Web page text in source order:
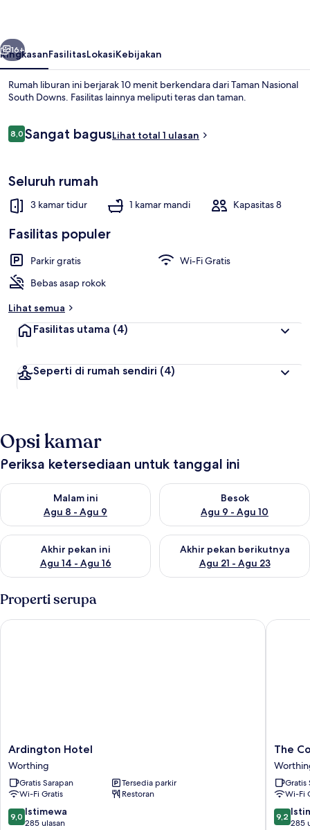
Apartemen, kamar mandi pribadi |
Berikutnya
16+
RingkasanFasilitasLokasiKebijakan
Rumah liburan ini berjarak 10 menit berkendara dari Taman Nasional
South Downs. Fasilitas lainnya meliputi teras dan taman.
Ulasan
8,08,0 dari 10
Sangat bagusLihat total 1 ulasan
Seluruh rumah
3 kamar tidur 1 kamar mandi Kapasitas 8
Fasilitas populer
Parkir gratis
Wi-Fi Gratis
Bebas asap rokok
Lihat semua
Fasilitas utama (4)
Seperti di rumah sendiri (4)
Opsi kamar
Periksa ketersediaan untuk tanggal ini
Malam ini
Agu 8 - Agu 9
Periksa ketersediaan untuk malam ini Agu 8 - Agu 9
Besok
Agu 9 - Agu 10
Periksa ketersediaan untuk
Akhir pekan ini
Agu 14 - Agu 16
Periksa ketersediaan untuk akhir pekan ini Agu 14 - Agu 16
Akhir pekan berikutnya
Agu 21 - Agu 23
Periksa ketersediaan untuk
Properti serupa
Ardington
Hotel
Worthing
Ardington Hotel
Worthing
Gratis Sarapan
Tersedia parkir
Wi-Fi Gratis
Restoran
9.0
dari
9,0 Istimewa
285 ulasan
Ardington Hotel
The
Coach
and
Horses
The
Gratis
Wi-Fi
9.2
dari
9,2
285
The